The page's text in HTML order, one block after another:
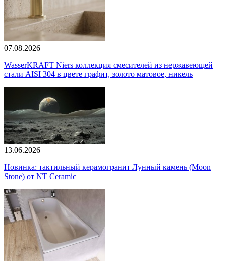
07.08.2026
WasserKRAFT Niers коллекция смесителей из нержавеющей
стали AISI 304 в цвете графит, золото матовое, никель
13.06.2026
Новинка: тактильный керамогранит Лунный камень (Moon
Stone) от NT Ceramic